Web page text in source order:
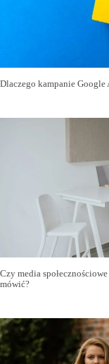
Dlaczego kampanie
Czy media
mówić?